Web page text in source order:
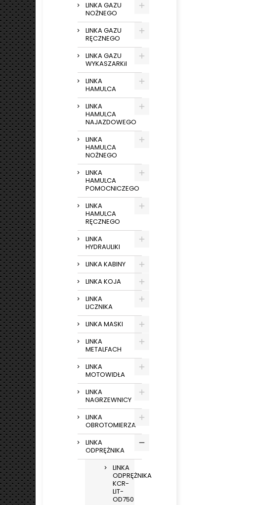
LINKA GAZU
NOŻNEGO
LINKA GAZU
RĘCZNEGO
LINKA GAZU
WYKASZARKiI
LINKA
HAMULCA
LINKA
HAMULCA
NAJAZDOWEGO
LINKA
HAMULCA
NOŻNEGO
LINKA
HAMULCA
POMOCNICZEGO
LINKA
HAMULCA
RĘCZNEGO
LINKA
HYDRAULIKI
LINKA KABINY
LINKA KOJA
LINKA
LICZNIKA
LINKA MASKI
LINKA
METALFACH
LINKA
MOTOWIDŁA
LINKA
NAGRZEWNICY
LINKA
OBROTOMIERZA
LINKA
ODPRĘŻNIKA
LINKA
ODPRĘŻNIKA
KCR-
LIT-
OD750